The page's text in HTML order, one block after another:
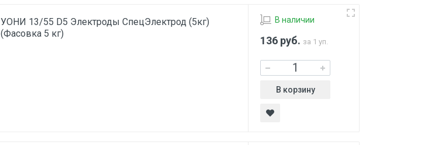
УОНИ 13/55 D5 Электроды СпецЭлектрод (5кг)
(Фасовка 5 кг)
В наличии
136 руб. за 1 уп.
В корзину